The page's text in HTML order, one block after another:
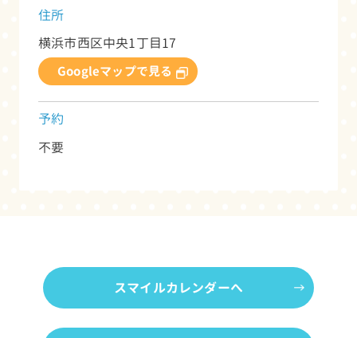
住所
横浜市西区中央1丁目17
Googleマップで見る
予約
不要
スマイルカレンダーへ